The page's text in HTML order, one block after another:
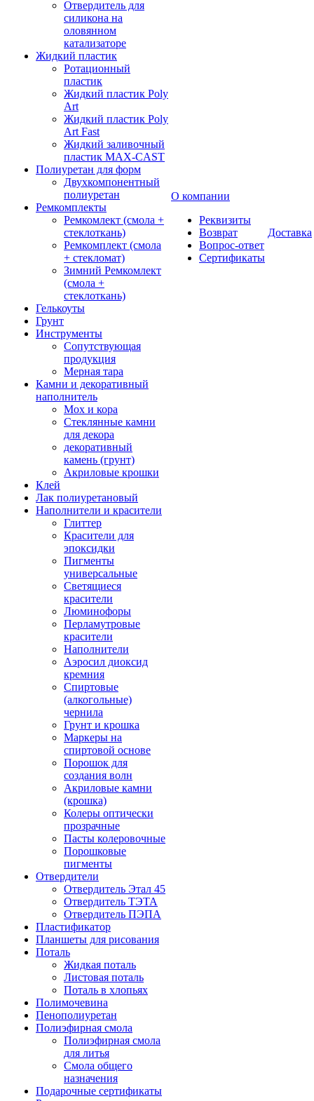
Отвердитель для
силикона на
оловянном
катализаторе
Жидкий пластик
Ротационный
пластик
Жидкий пластик Poly
Art
Жидкий пластик Poly
Art Fast
Жидкий заливочный
пластик MAX-CAST
Полиуретан для форм
Двухкомпонентный
полиуретан
Ремкомплекты
Ремкомлект (смола +
стеклоткань)
Ремкомплект (смола
+ стекломат)
Зимний Ремкомлект
(смола +
стеклоткань)
Гелькоуты
Грунт
Инструменты
Сопутствующая
продукция
Мерная тара
Камни и декоративный
наполнитель
Мох и кора
Стеклянные камни
для декора
декоративный
камень (грунт)
Акриловые крошки
Клей
Лак полиуретановый
Наполнители и красители
Глиттер
Красители для
эпоксидки
Пигменты
универсальные
Светящиеся
красители
Люминофоры
Перламутровые
красители
Наполнители
Аэросил диоксид
кремния
Спиртовые
(алкогольные)
чернила
Грунт и крошка
Маркеры на
спиртовой основе
Порошок для
создания волн
Акриловые камни
(крошка)
Колеры оптически
прозрачные
Пасты колеровочные
Порошковые
пигменты
Отвердители
Отвердитель Этал 45
Отвердитель ТЭТА
Отвердитель ПЭПА
Пластификатор
Планшеты для рисования
Поталь
Жидкая поталь
Листовая поталь
Поталь в хлопьях
Полимочевина
Пенополиуретан
Полиэфирная смола
Полиэфирная смола
для литья
Смола общего
назначения
Подарочные сертификаты
О компании
Реквизиты
Возврат
Вопрос-ответ
Сертификаты
Доставка